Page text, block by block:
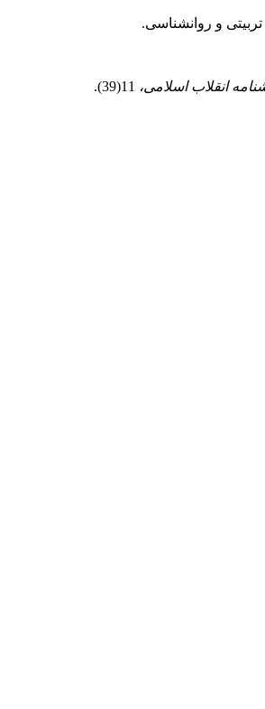
و روانشناسی.
انقلاب اسلامی،